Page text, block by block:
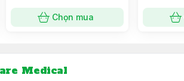
Chọn mua
Medical